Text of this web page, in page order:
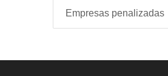
Empresas penalizadas